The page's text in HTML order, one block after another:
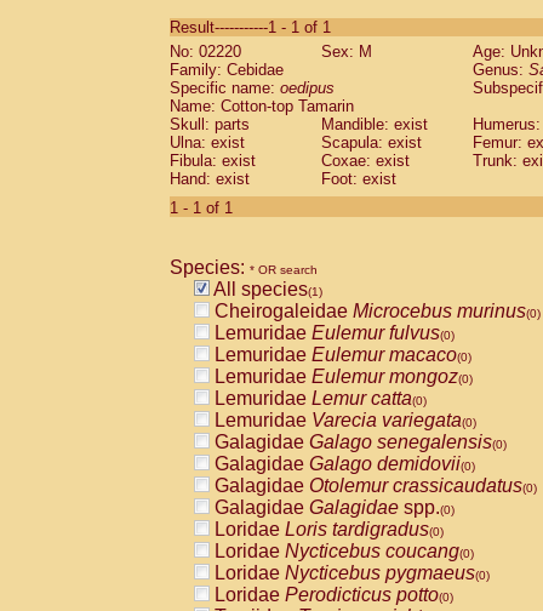
CebidaeSaguinus labiatus(0)
Cebidae Saguinus leucopus (0)
Cebidae
CebidaeSaguinus mystax
Cebidae Saguinus nigricollis (0)
Cebidae Saguinus oedipus
Cebidae Saguinus weddelli
Cebidae Saguinusspp.
Cebidae
CebidaeCebus capucinus
CebidaeCebus nigrivittatus
CebidaeCebus spp.(0)
CebidaeSaimiri boliviensis(0)
CebidaeSaimiri sciureus(0)
AtelidaeAlouatta caraya(0)
AtelidaeAlouatta fusca(0)
AtelidaeAlouatta seniculus(0)
AtelidaeAlouattaspp.(0)
AtelidaeAteles belzebuth(0)
AtelidaeAteles geoffroyi(0)
AtelidaeAteles paniscus(0)
AtelidaeAtelesspp.(0)
AtelidaeLagothrix lagothricha(0)
AtelidaeLagothrix lagothricha cana
PitheciidaeCacajao calvus
Result-----------1 - 1 of 1
No: 02220
Sex: M
Age:
Family: Cebidae
Genus:
Specific name: oedipus
Name: Cotton-top Tamarin
Skull: parts
Mandible: exist
Ulna: exist
Scapula: exist
Femur:
Fibula: exist
Coxae: exist
Trunk:
Hand: exist
Foot: exist
1 - 1 of 1
Species: * OR search
All species(1)
Cheirogaleidae Microcebus murinus(0)
Lemuridae Eulemur fulvus(0)
Lemuridae Eulemur macaco(0)
Lemuridae Eulemur mongoz(0)
Lemuridae Lemur catta(0)
Lemuridae Varecia variegata(0)
Galagidae Galago senegalensis(0)
Galagidae Galago demidovii(0)
Galagidae Otolemur crassicaudatus(0)
Galagidae Galagidae spp.(0)
Loridae Loris tardigradus(0)
Loridae Nycticebus coucang(0)
Loridae Nycticebus pygmaeus(0)
Loridae Perodicticus potto(0)